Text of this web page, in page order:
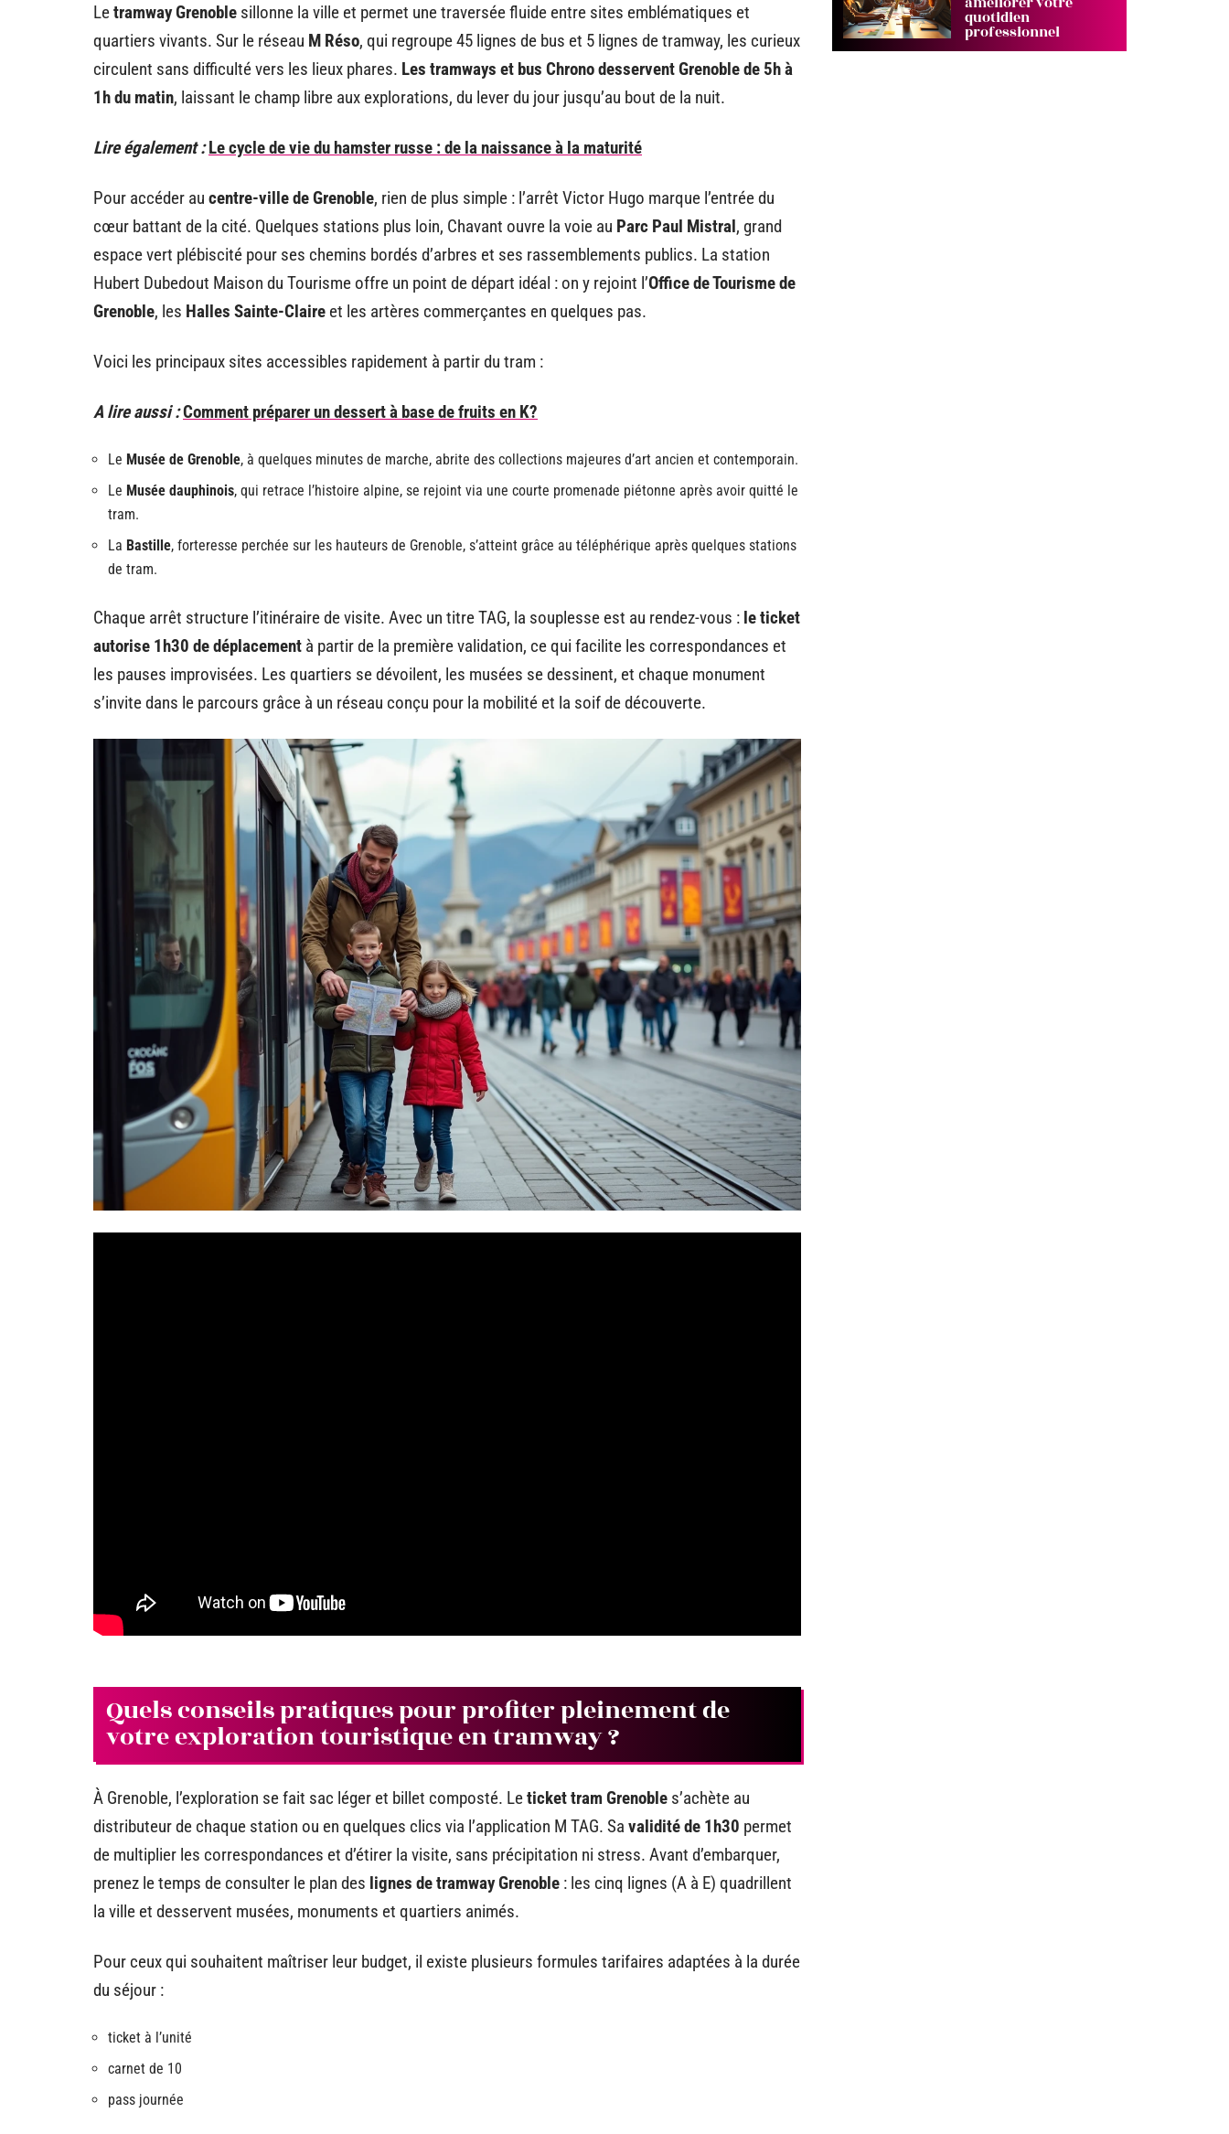
Letramway Grenoble sillonne la ville et permet une traversée fluide entre sites emblématiques et
quartiers vivants. Sur le réseau M Réso, qui regroupe 45 lignes de bus et 5 lignes de tramway, les curieux
circulent sans difficulté vers les lieux phares. Les tramways et bus Chrono desservent Grenoble de 5h à
1h du matin, laissant le champ libre aux explorations, du lever du jour jusqu’au bout de la nuit.
Lire également : Le cycle de vie du hamster russe : de la naissance à la maturité
Pour accéder au centre-ville de Grenoble, rien de plus simple : l’arrêt Victor Hugo marque l’entrée du
cœur battant de la cité. Quelques stations plus loin, Chavant ouvre la voie au Parc Paul Mistral, grand
espace vert plébiscité pour ses chemins bordés d’arbres et ses rassemblements publics. La station
Hubert Dubedout Maison du Tourisme offre un point de départ idéal : on y rejoint l’Office de Tourisme de
Grenoble, les Halles Sainte-Claire et les artères commerçantes en quelques pas.
Voici les principaux sites accessibles rapidement à partir du tram :
A lire aussi :Comment préparer un dessert à base de fruits en K?
Le Musée de Grenoble, à quelques minutes de marche, abrite des collections majeures d’art ancien et contemporain.
Le Musée dauphinois, qui retrace l’histoire alpine, se rejoint via une courte promenade piétonne après avoir quitté le
tram.
La Bastille, forteresse perchée sur les hauteurs de Grenoble, s’atteint grâce au téléphérique après quelques stations
de tram.
Chaque arrêt structure l’itinéraire de visite. Avec un titre TAG, la souplesse est au rendez-vous : le ticket
autorise 1h30 de déplacement à partir de la première validation, ce qui facilite les correspondances et
les pauses improvisées. Les quartiers se dévoilent, les musées se dessinent, et chaque monument
s’invite dans le parcours grâce à un réseau conçu pour la mobilité et la soif de découverte.
Quels conseils pratiques pour profiter pleinement de
votre exploration touristique en tramway ?
À Grenoble, l’exploration se fait sac léger et billet composté. Leticket tram Grenoble s’achète au
distributeur de chaque station ou en quelques clics via l’application M TAG. Sa validité de 1h30 permet
de multiplier les correspondances et d’étirer la visite, sans précipitation ni stress. Avant d’embarquer,
prenez le temps de consulter le plan des lignes de tramway Grenoble : les cinq lignes (A à E) quadrillent
la ville et desservent musées, monuments et quartiers animés.
Pour ceux qui souhaitent maîtriser leur budget, il existe plusieurs formules tarifaires adaptées à la durée
du séjour :
ticket à l’unité
carnet de 10
pass journée
quotidien
professionnel